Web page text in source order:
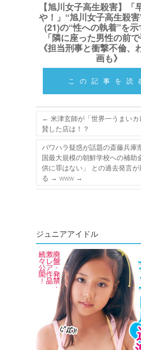
【旭川女子高生殺害】「
や！」“旭川女子高生殺
(21)の“性への執着”を
「隣に座った男性の前
《担当刑事と衝撃不倫、
画も》
この記事を読
← 米津玄師が「世界一うまい
賛した店は！？
パワハラ疑惑が話題の斎藤兵庫
国最大規模の朝鮮学校への補助
供に罪はない」 との過去発言
る → www →
ジュニアアイドル